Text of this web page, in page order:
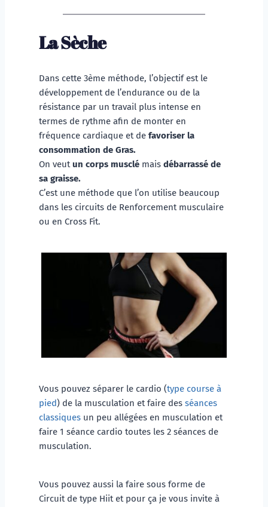
La Sèche
Dans cette 3ème méthode, l’objectif est le
développement de l’endurance ou de la
résistance par un travail plus intense en
termes de rythme afin de monter en
fréquence cardiaque et de favoriser la
consommation de Gras.
On veut un corps musclé mais débarrassé de
sa graisse.
C’est une méthode que l’on utilise beaucoup
dans les circuits de Renforcement musculaire
ou en Cross Fit.
Vous pouvez séparer le cardio (type course à
pied) de la musculation et faire des séances
classiques un peu allégées en musculation et
faire 1 séance cardio toutes les 2 séances de
musculation.
Vous pouvez aussi la faire sous forme de
Circuit de type Hiit et pour ça je vous invite à